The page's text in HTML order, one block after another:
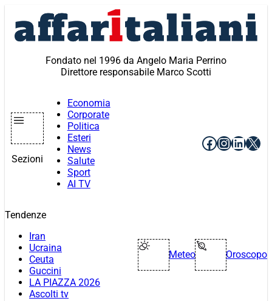
contenuto
Fondato nel 1996 da Angelo Maria Perrino
Direttore responsabile Marco Scotti
Sezioni
Economia
Corporate
Politica
Esteri
News
Salute
Sport
AI TV
Facebook
X
Tendenze
Iran
Ucraina
Ceuta
Guccini
LA PIAZZA 2026
Ascolti tv
Meteo Oroscopo